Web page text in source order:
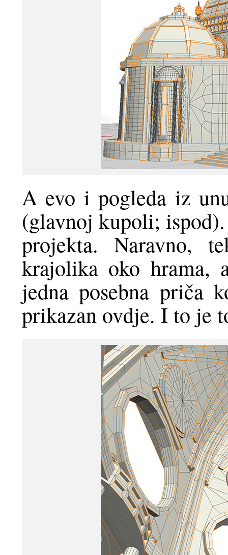
A evo i pogleda iz
(glavnoj kupoli;
projekta. Naravno,
krajolika oko hrama,
jedna posebna priča
prikazan ovdje. I to je